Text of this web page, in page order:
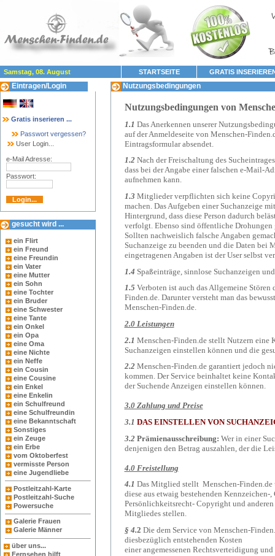
Samstag, 08. August STARTSEITE GRATIS
Eintragen/Login
Gratis inserieren ...
Passwort vergessen?
User Login...
e-Mail Adresse:
Passwort:
gesucht wird ...
ein Flirt
ein Freund
eine Freundin
ein Vater
eine Mutter
ein Sohn
eine Tochter
ein Bruder
eine Schwester
eine Tante
ein Onkel
ein Opa
eine Oma
eine Nichte
ein Neffe
ein Cousin
eine Cousine
ein Enkel
eine Enkelin
ein Schulfreund
eine Schulfreundin
eine Bekanntschaft
Sonstiges
ein Zeuge
ein Erbe
vom Oktoberfest
vermisste Person
eine Jugendliebe
Postleitzahl-Karte
Postleitzahl-Suche
Powersuche
Galerie Frauen
Galerie Männer
über uns...
Fernsehen hilft
Nutzungsbedingungen
Nutzungsbedingungen von
1.1 Das Anerkennen unserer
auf der Anmeldeseite von Menschen-
Eintragsformular absendet.
1.2 Nach der Freischaltung des
dass bei der Angabe einer falschen e-Mail-
aufnehmen kann.
1.3 Mitglieder verpflichten sich keine
machen. Das Aufgeben einer Suchanzeige
Hintergrund, dass diese Person dadurch
verfolgt. Ebenso sind öffentliche
Sollten nachweislich falsche Angaben
Suchanzeige zu beenden und die Daten bei
eingetragenen Angaben ist der User selbst
1.4 Spaßeinträge, sinnlose Suchanzeigen
1.5 Verboten ist auch das Allgemeine
Finden.de. Darunter versteht man das
Menschen-Finden.de.
2.0 Leistungen
2.1 Menschen-Finden.de stellt Nutzern eine
Suchanzeigen einstellen können und die
2.2 Menschen-Finden.de garantiert jedoch
kommen. Der Service beinhaltet keine
der Suchende Anzeigen einstellen können.
3.0 Zahlung und Preise
3.1 DAS EINSTELLEN VON
3.2 Prämienausschreibung: Wer in einer
denjenigen den Betrag auszahlen, der die
4.0 Freistellung
4.1 Das Mitglied stellt Menschen-Finden.de
diese aus etwaig bestehenden Kennzeichen-
Persönlichkeitsrecht- Copyright und
Mitgliedes stellen.
§ 4.2 Die dem Service von Menschen-
diesbezüglich entstehenden Kosten
einer angemessenen Rechtsverteidigung